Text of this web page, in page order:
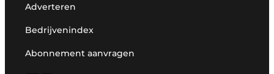
Adverteren
Bedrijvenindex
Abonnement aanvragen